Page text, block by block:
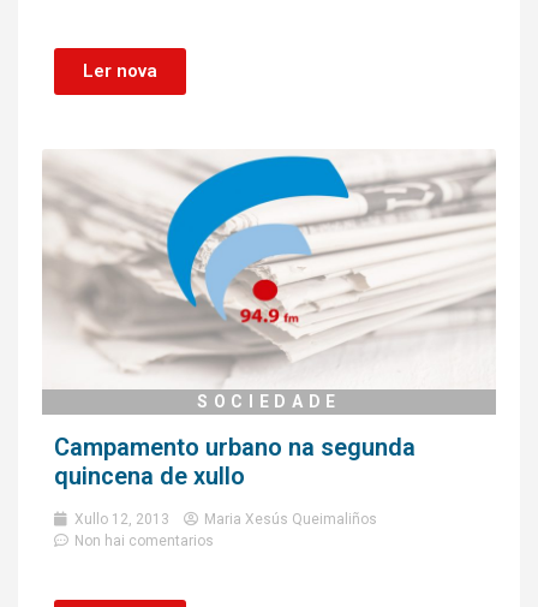
Ler nova
SOCIEDADE
Campamento urbano na segunda
quincena de xullo
Xullo 12, 2013
Maria Xesús Queimaliños
Non hai comentarios